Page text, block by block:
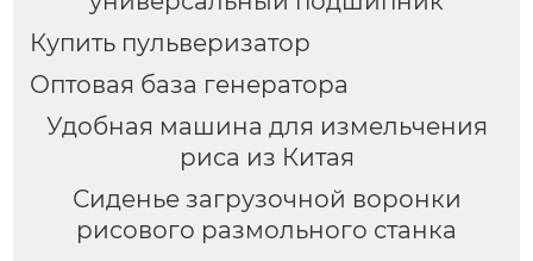
Купить пульверизатор
Оптовая база генератора
Удобная машина для измельчения
риса из Китая
Сиденье загрузочной воронки
рисового размольного станка